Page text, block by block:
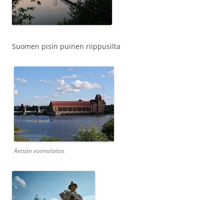
Suomen pisin puinen riippusilta
Äetsän voimalaitos